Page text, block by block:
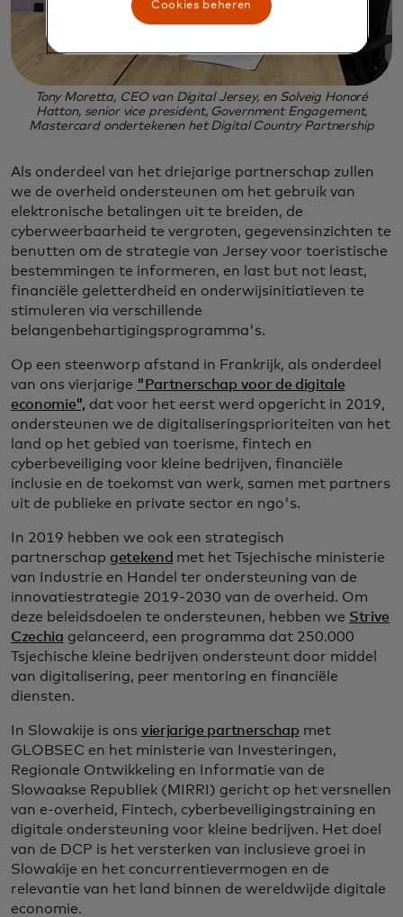
Tony Moretta, CEO van Digital Jersey, en Solveig Honoré
Hatton, senior vice president, Government Engagement,
Mastercard ondertekenen het Digital Country Partnership
Als onderdeel van het driejarige partnerschap zullen
we de overheid ondersteunen om het gebruik van
elektronische betalingen uit te breiden, de
cyberweerbaarheid te vergroten, gegevensinzichten te
benutten om de strategie van Jersey voor toeristische
bestemmingen te informeren, en last but not least,
financiële geletterdheid en onderwijsinitiatieven te
stimuleren via verschillende
belangenbehartigingsprogramma's.
Op een steenworp afstand in Frankrijk, als onderdeel
van ons vierjarige "Partnerschap voor de digitale
economie", dat voor het eerst werd opgericht in 2019,
ondersteunen we de digitaliseringsprioriteiten van het
land op het gebied van toerisme, fintech en
cyberbeveiliging voor kleine bedrijven, financiële
inclusie en de toekomst van werk, samen met partners
uit de publieke en private sector en ngo's.
In 2019 hebben we ook een strategisch
partnerschap getekend met het Tsjechische ministerie
van Industrie en Handel ter ondersteuning van de
innovatiestrategie 2019-2030 van de overheid. Om
deze beleidsdoelen te ondersteunen, hebben we Strive
Czechia gelanceerd, een programma dat 250.000
Tsjechische kleine bedrijven ondersteunt door middel
van digitalisering, peer mentoring en financiële
diensten.
In Slowakije is ons vierjarige partnerschap met
GLOBSEC en het ministerie van Investeringen,
Regionale Ontwikkeling en Informatie van de
Slowaakse Republiek (MIRRI) gericht op het versnellen
van e-overheid, Fintech, cyberbeveiligingstraining en
digitale ondersteuning voor kleine bedrijven. Het doel
van de DCP is het versterken van inclusieve groei in
Slowakije en het concurrentievermogen en de
relevantie van het land binnen de wereldwijde digitale
economie.
Cookies beheren